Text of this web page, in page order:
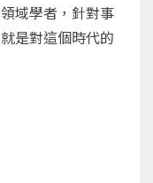
域學者，針對事
是對這個時代的